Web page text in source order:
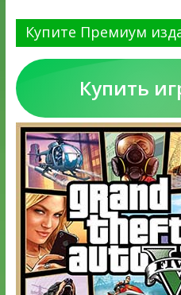
Купите Премиум
Купить